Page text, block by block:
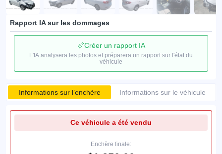
Rapport IA sur les dommages
Créer un rapport IA
L'IA analysera les photos et préparera un rapport sur l'état du
véhicule
Informations sur l’enchère Informations sur le véhicule
Ce véhicule a été vendu
Enchère finale: